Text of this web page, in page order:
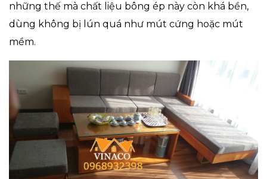
những thế mà chất liệu bông ép này còn khá bền,
dùng không bị lún quá như mút cứng hoặc mút
mềm.